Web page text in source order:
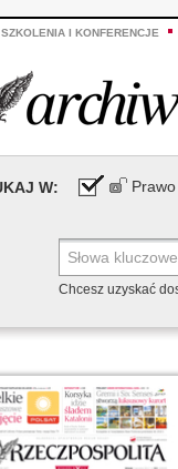
SZKOLENIA I KONFERENCJE
W: Prawo
Chcesz uzyskać